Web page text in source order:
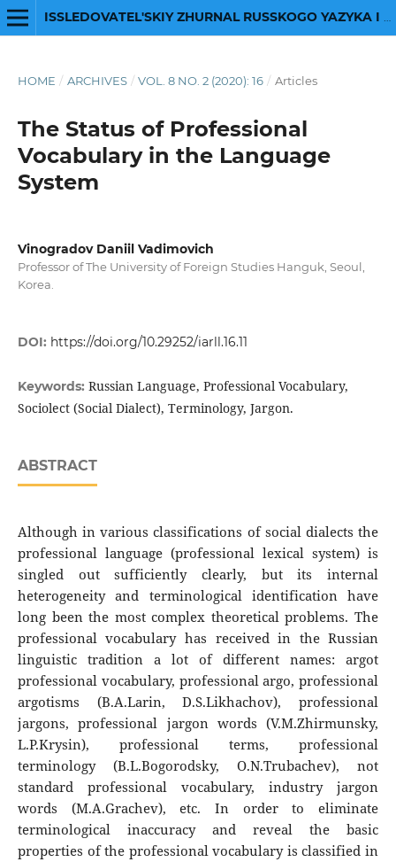
HOME / ARCHIVES / VOL. 8 NO. 2 (2020): 16 / Articles
The Status of Professional
Vocabulary in the Language
System
Vinogradov Daniil Vadimovich
Professor of The University of Foreign Studies Hanguk, Seoul,
Korea.
DOI: https://doi.org/10.29252/iarll.16.11
Keywords: Russian Language, Professional Vocabulary,
Sociolect (Social Dialect), Terminology, Jargon.
ABSTRACT
Although in various classifications of social dialects the
professional language (professional lexical system) is
singled out sufficiently clearly, but its internal
heterogeneity and terminological identification have
long been the most complex theoretical problems. The
professional vocabulary has received in the Russian
linguistic tradition a lot of different names: argot
professional vocabulary, professional argo, professional
argotisms (B.A.Larin, D.S.Likhachov), professional
jargons, professional jargon words (V.M.Zhirmunsky,
L.P.Krysin), professional terms, professional
terminology (B.L.Bogorodsky, O.N.Trubachev), not
standard professional vocabulary, industry jargon
words (M.A.Grachev), etc. In order to eliminate
terminological inaccuracy and reveal the basic
properties of the professional vocabulary is classified in